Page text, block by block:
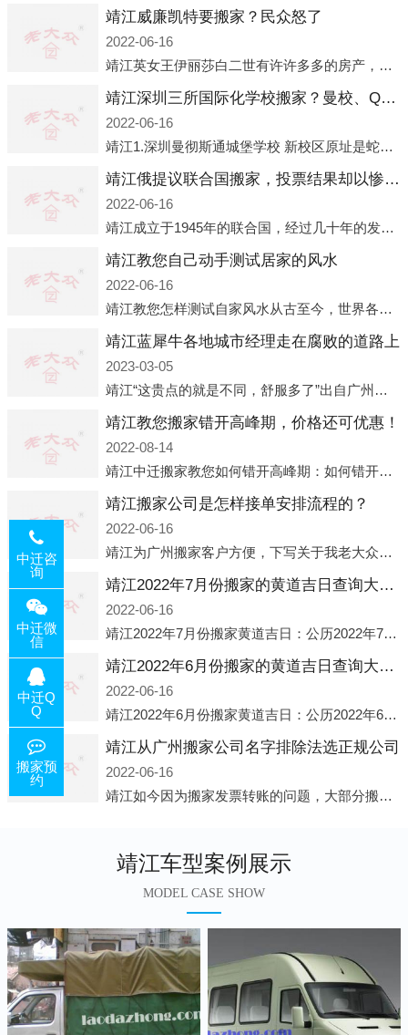
靖江威廉凯特要搬家？民众怒了
2022-06-16
靖江英女王伊丽莎白二世有许许多多的房产，遍布英国各地。而作为英女王的亲孙子、未来的英国国王，威廉王子自然也能享受到女王的房产。目前，威廉凯特以及三个孩子有两个经常居住的地点，一处是位于伦敦的肯辛顿宫，一处
靖江深圳三所国际化学校搬家？曼校、QSI、南山中英文搬走了
2022-06-16
靖江1.深圳曼彻斯通城堡学校 新校区原址是蛇口国际据悉，此次曼彻斯通城堡学校搬迁到蛇口新校区的开办与蛇口外籍人员子女学校（蛇口国际）有很大的关联。2021年，太子湾实验部就宣布在2022年正式并入蛇口外籍
靖江俄提议联合国搬家，投票结果却以惨败收场
2022-06-16
靖江成立于1945年的联合国，经过几十年的发展，如今拥有193个成员国。拥有如此众多会员国的联合国，可以说是世界上最具代表性的国际组织，也是世界上分量最重、有着较高话语权的国际组织。但以美国为首的西方国家
靖江教您自己动手测试居家的风水
2022-06-16
靖江教您怎样测试自家风水从古至今，世界各地的人们都在研究人在乾坤中的位置以及它们所形成的关系。通过探究季节转换、星象变化，并且在所观测到的自然规律的指导下，人们开始认识到居住在不同住宅中的人，其一生中的财
靖江蓝犀牛各地城市经理走在腐败的道路上
2023-03-05
靖江“这贵点的就是不同，舒服多了”出自广州运营邓经理的口中。2023年开年刚出来，三个司机（加盟蓝犀牛的个人队伍）便请广州经理去佛山娱乐场所大消费了一次，据知悉一晚消费达一万多，由三人平摊费用，燃鹅这样的
靖江教您搬家错开高峰期，价格还可优惠！
2022-08-14
靖江中迁搬家教您如何错开高峰期：如何错开高峰期搬家，中迁搬家做了一些电话数据统计和分析，发现市民中午2点左右访问网站的人是最多的，电话咨询是早上9点左右是最多的，预约搬家周六和周日是最多的，网上QQ微
靖江搬家公司是怎样接单安排流程的？
2022-06-16
靖江为广州搬家客户方便，下写关于我老大众搬家公司接单的流程，九条给搬家朋友参考，了解搬家公司工序，免去搬家时的没有准备好的工作，给您及时快速的搬好家。一．电话咨询：专人接待客户电话咨询，初步了解客户搬 家
靖江2022年7月份搬家的黄道吉日查询大全一览表哪天适合搬家好日子
2022-06-16
靖江2022年7月份搬家黄道吉日：公历2022年7月6日 农历六月初八 星期三 冲虎(甲寅)公历2022年7月12日 农历六月十四 星期二 冲猴(庚申)公历2022年7月13日 农历六月十五 星期三 冲鸡
靖江2022年6月份搬家的黄道吉日查询大全一览表哪天适合搬家好日子
2022-06-16
靖江2022年6月份搬家黄道吉日：公历2022年6月1日 农历五月初三 星期三 冲兔(己卯)公历2022年6月4日 农历五月初六 星期六 冲马(壬午)公历2022年6月8日 农历五月初十 星期三 冲狗(丙
靖江从广州搬家公司名字排除法选正规公司
2022-06-16
靖江如今因为搬家发票转账的问题，大部分搬家公司都已经注册了营业执照，早5年前基本上所谓的搬家公司都是无注册状态也就是无照营业，由于企业注册量大增所以各种企业信息展示平台如雨后春笋般遍地开花，如：天眼查，企
靖江车型案例展示
MODEL CASE SHOW
中迁咨
询
中迁微
信
中迁Q
Q
搬家预
约